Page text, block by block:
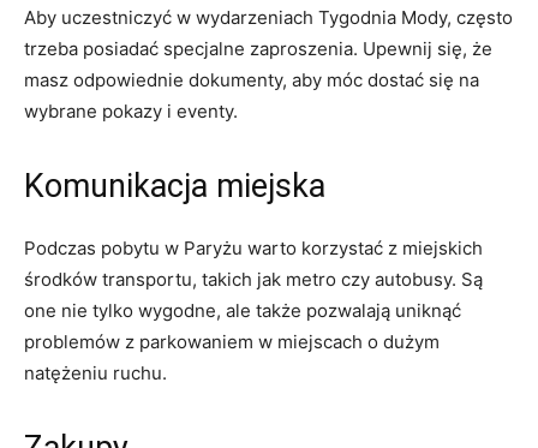
Aby uczestniczyć w wydarzeniach Tygodnia Mody,⁢ często
trzeba posiadać specjalne zaproszenia. Upewnij się, że
masz ‌odpowiednie dokumenty, aby móc dostać się na
wybrane pokazy i eventy.
Komunikacja‌ miejska
Podczas pobytu⁤ w Paryżu warto korzystać​ z miejskich
środków transportu, takich jak metro czy autobusy. Są
one nie tylko wygodne, ale także pozwalają uniknąć⁢
problemów‌ z parkowaniem w miejscach o ​dużym
natężeniu ruchu.